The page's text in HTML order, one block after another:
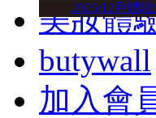
2025/12月體驗
美妝體
butywall
加入會